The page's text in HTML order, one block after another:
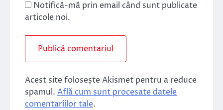
Notifică-mă prin email când sunt publicate
articole noi.
Acest site folosește Akismet pentru a reduce
spamul. Află cum sunt procesate datele
comentariilor tale.